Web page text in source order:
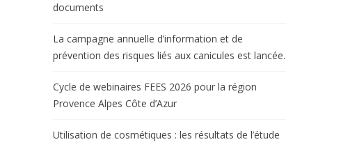
documents
La campagne annuelle d’information et de
prévention des risques liés aux canicules est lancée.
Cycle de webinaires FEES 2026 pour la région
Provence Alpes Côte d’Azur
Utilisation de cosmétiques : les résultats de l’étude